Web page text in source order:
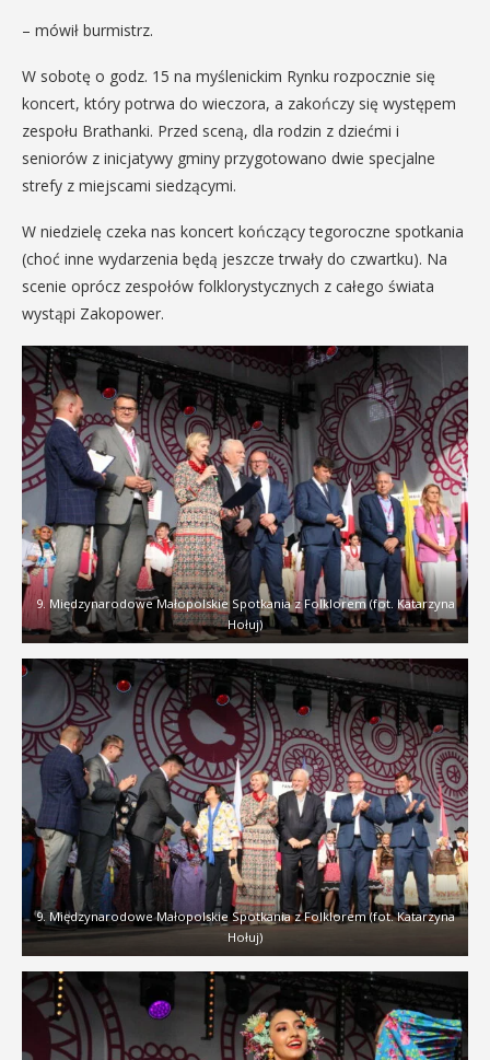
– mówił burmistrz.
W sobotę o godz. 15 na myślenickim Rynku rozpocznie się
koncert, który potrwa do wieczora, a zakończy się występem
zespołu Brathanki. Przed sceną, dla rodzin z dziećmi i
seniorów z inicjatywy gminy przygotowano dwie specjalne
strefy z miejscami siedzącymi.
W niedzielę czeka nas koncert kończący tegoroczne spotkania
(choć inne wydarzenia będą jeszcze trwały do czwartku). Na
scenie oprócz zespołów folklorystycznych z całego świata
wystąpi Zakopower.
9. Międzynarodowe Małopolskie Spotkania z Folklorem (fot. Katarzyna
Hołuj)
9. Międzynarodowe Małopolskie Spotkania z Folklorem (fot. Katarzyna
Hołuj)